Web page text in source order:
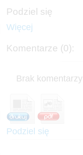
Podziel się
Więcej
Komentarze (0):
Brak
Podziel się